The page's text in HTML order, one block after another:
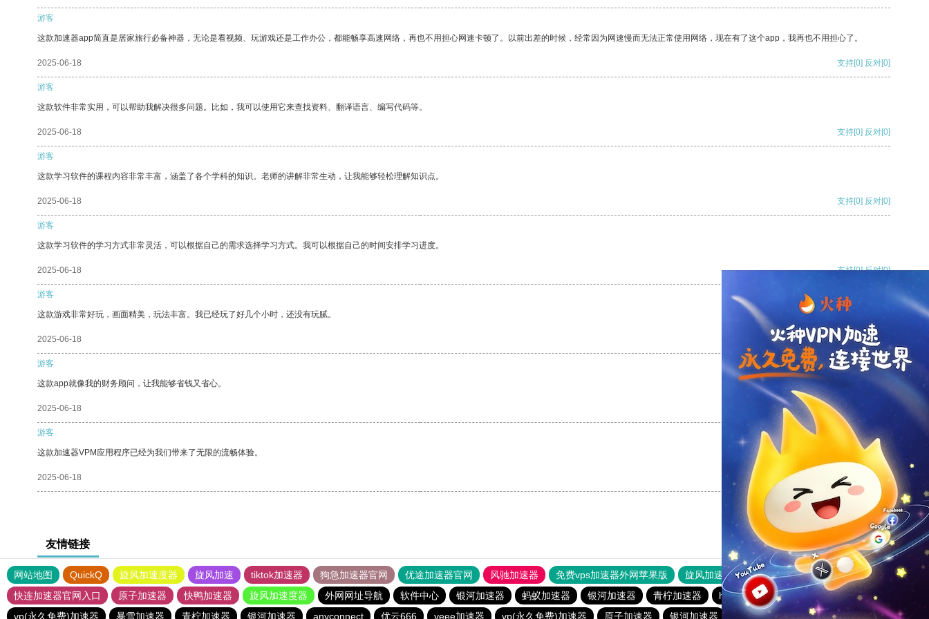
游客
这款加速器app简直是居家旅行必备神器，无论是看视频、玩游戏还是工作办公，都能畅享高速网络，再也不用担心网速卡顿了。以前出差的时候，经常因为网速慢而无法正常使用网络，现在有了这个app，我再也不用担心了。
2025-06-18 支持[0] 反对[0]
游客
这款软件非常实用，可以帮助我解决很多问题。比如，我可以使用它来查找资料、翻译语言、编写代码等。
2025-06-18 支持[0] 反对[0]
游客
这款学习软件的课程内容非常丰富，涵盖了各个学科的知识。老师的讲解非常生动，让我能够轻松理解知识点。
2025-06-18 支持[0] 反对[0]
游客
这款学习软件的学习方式非常灵活，可以根据自己的需求选择学习方式。我可以根据自己的时间安排学习进度。
2025-06-18 支持[0] 反对[0]
游客
这款游戏非常好玩，画面精美，玩法丰富。我已经玩了好几个小时，还没有玩腻。
2025-06-18 支持[0] 反对
游客
这款app就像我的财务顾问，让我能够省钱又省心。
2025-06-18 支持
游客
这款加速器VPM应用程序已经为我们带来了无限的流畅体验。
2025-06-18 支持 反对 [0]
友情链接
网站地图 QuickQ 旋风加速度器 旋风加速 tiktok加速器 狗急加速器官网 优途加速器官网 风驰加速器 免费vps加速器外网苹果版 旋风加速度器
快连加速器
快连加速器官网入口
原子加速器 快鸭加速器 旋风加速度器 外网网址导航 软件中心 银河加速器 蚂蚁加速器 银河加速器 青柠加速器 hammer加速器 速鹰666
银河加速器
vp(永久免费)加速器
暴雪加速器 青柠加速器 银河加速器 anyconnect 优云666 veee加速器 vp(永久免费)加速器 原子加速器 银河加速器 anyconnect 海鸥加速器